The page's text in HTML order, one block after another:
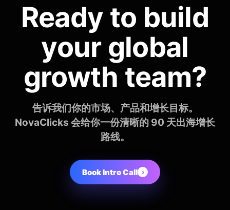
Ready to build
your global
growth team?
告诉我们你的市场、产品和增长目标。
NovaClicks 会给你一份清晰的 90 天出海增长
路线。
Book Intro Call ›